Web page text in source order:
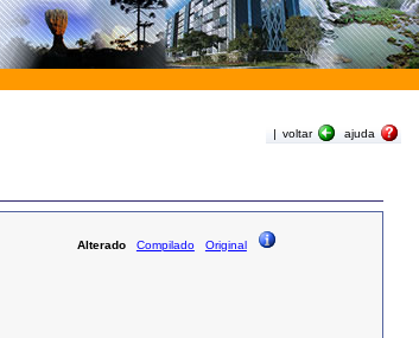
| voltar ajuda
Alterado Compilado Original